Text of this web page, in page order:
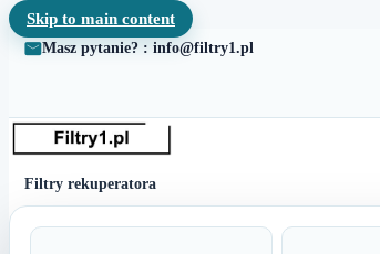
Skip to main content
Masz pytanie? : info@filtry1.pl
Filtry rekuperatora